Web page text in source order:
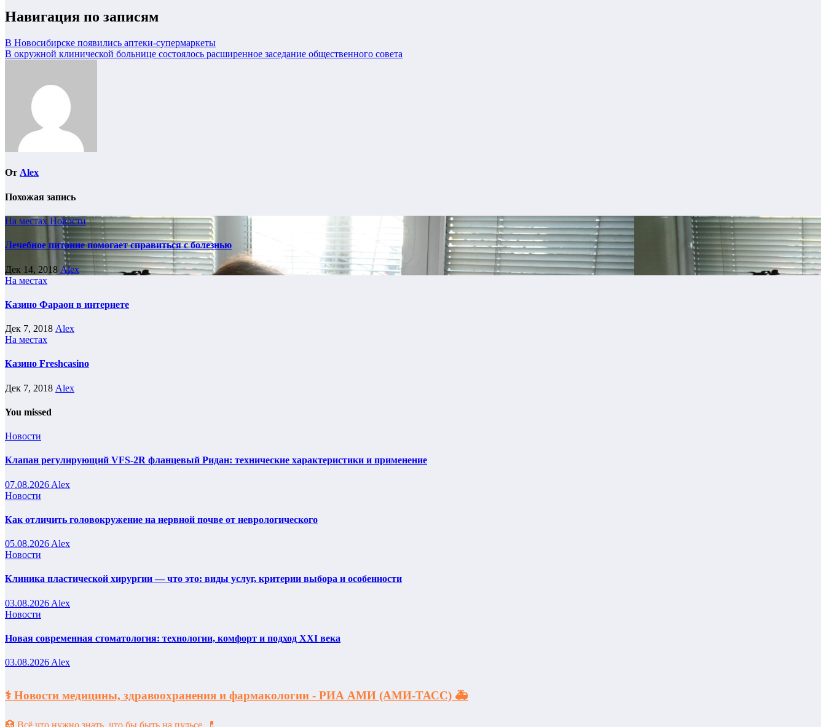
Навигация по записям
В Новосибирске появились аптеки-супермаркеты
В окружной клинической больнице состоялось расширенное заседание общественного совета
От Alex
Похожая запись
На местах Новости
Лечебное питание помогает справиться с болезнью
Дек 14, 2018 Alex
На местах
Казино Фараон в интернете
Дек 7, 2018 Alex
На местах
Казино Freshcasino
Дек 7, 2018 Alex
You missed
Новости
Клапан регулирующий VFS-2R фланцевый Ридан: технические характеристики и применение
07.08.2026 Alex
Новости
Как отличить головокружение на нервной почве от неврологического
05.08.2026 Alex
Новости
Клиника пластической хирургии — что это: виды услуг, критерии выбора и особенности
03.08.2026 Alex
Новости
Новая современная стоматология: технологии, комфорт и подход XXI века
03.08.2026 Alex
⚕️ Новости медицины, здравоохранения и фармакологии - РИА АМИ (АМИ-ТАСС) 🚑